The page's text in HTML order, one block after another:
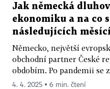
Jak německá
ekonomiku a na co
následujících
Německo, největší
obchodní partner České
obdobím. Po pandemii se
4. 4. 2025 ▪ 6 min. čtení